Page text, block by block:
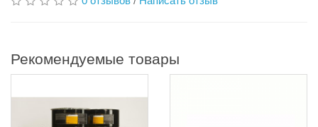
Рекомендуемые товары